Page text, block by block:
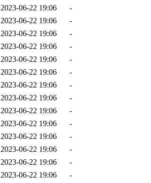
2023-06-22 19:06
-
2023-06-22 19:06
-
2023-06-22 19:06
-
2023-06-22 19:06
-
2023-06-22 19:06
-
2023-06-22 19:06
-
2023-06-22 19:06
-
2023-06-22 19:06
-
2023-06-22 19:06
-
2023-06-22 19:06
-
2023-06-22 19:06
-
2023-06-22 19:06
-
2023-06-22 19:06
-
2023-06-22 19:06
-